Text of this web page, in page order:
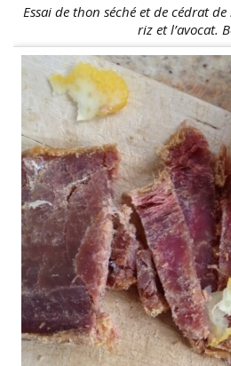
Essai de thon séché et de cédrat
riz et l’avocat.